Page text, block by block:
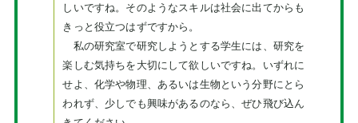
しいですね。そのようなスキルは社会に出てからも
きっと役立つはずですから。
私の研究室で研究しようとする学生には、研究を
楽しむ気持ちを大切にして欲しいですね。いずれに
せよ、化学や物理、あるいは生物という分野にとら
われず、少しでも興味があるのなら、ぜひ飛び込ん